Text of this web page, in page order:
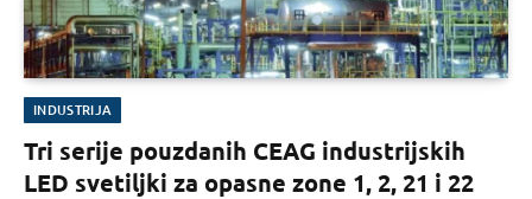
INDUSTRIJA
Tri serije pouzdanih CEAG industrijskih
LED svetiljki za opasne zone 1, 2, 21 i 22